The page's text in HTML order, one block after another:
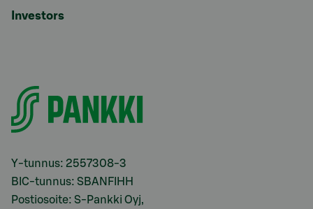
Investors
Y-tunnus: 2557308-3
BIC-tunnus: SBANFIHH
Postiosoite: S-Pankki Oyj,